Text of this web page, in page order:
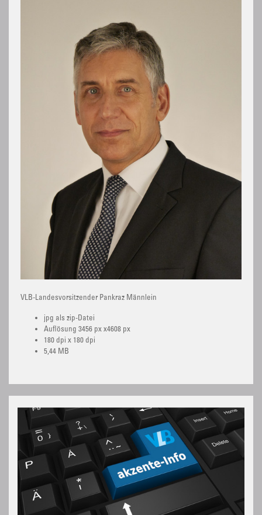
VLB-Landesvorsitzender Pankraz Männlein
jpg als zip-Datei
Auflösung 3456 px x4608 px
180 dpi x 180 dpi
5,44 MB